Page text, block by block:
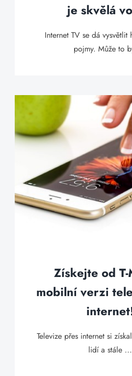
je skvělá
Internet TV se dá vysvětlit
pojmy. Může to
Získejte od
mobilní verzi
Televize přes internet si
lidí a stále ...